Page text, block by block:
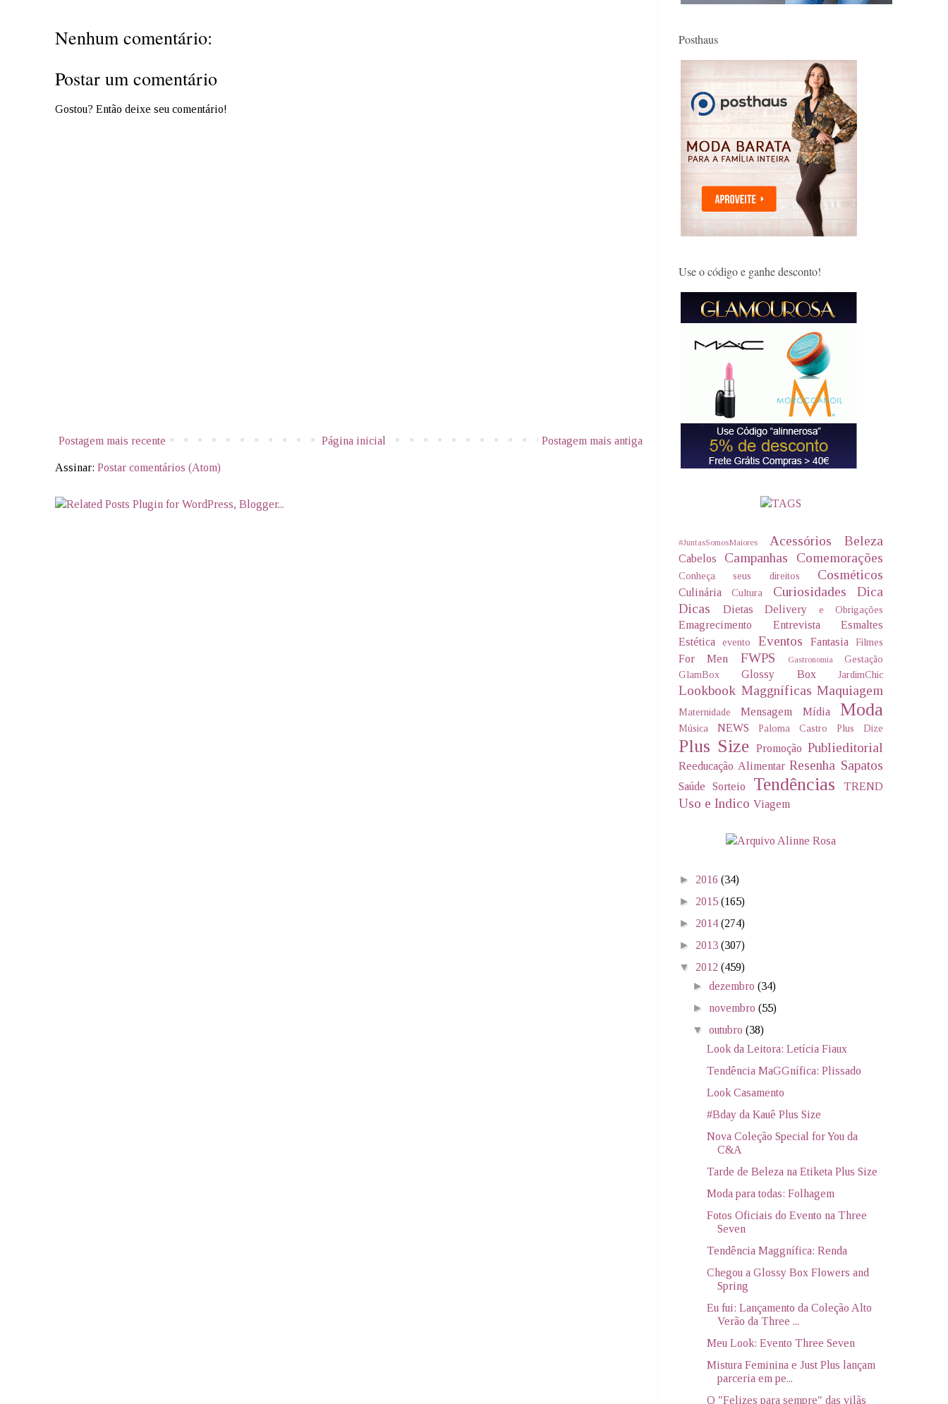
Nenhum comentário:
Postar um comentário
Gostou? Então deixe seu comentário!
Postagem mais recente Postagem mais antiga
Página inicial
Assinar: Postar comentários (Atom)
Posthaus
Use o código e ganhe desconto!
#JuntasSomosMaiores Acessórios Beleza
Cabelos Campanhas Comemorações
Conheça seus direitos Cosméticos
Culinária Cultura Curiosidades
Dica
Dicas
Dietas Delivery e Obrigações
Emagrecimento Entrevista
Esmaltes
Estética
evento Eventos Fantasia Filmes
For Men FWPS Gastronomia
Gestação
GlamBox
Glossy Box JardimChic
Lookbook Maggníficas Maquiagem
Maternidade Mensagem Mídia Moda
Música NEWS Paloma Castro Plus Dize
Plus Size Promoção Publieditorial
Reeducação Alimentar Resenha Sapatos
Saúde Sorteio Tendências TREND
Uso e Indico Viagem
► 2016 (34)
► 2015 (165)
► 2014 (274)
► 2013 (307)
▼ 2012 (459)
►dezembro(34)
► novembro(55)
▼outubro(38)
Look da Leitora: Letícia Fiaux
Tendência MaGGnífica: Plissado
Look Casamento
#Bday da Kauê Plus Size
Nova Coleção Special for You da
C&A
Tarde de Beleza na Etiketa Plus Size
Moda para todas: Folhagem
Fotos Oficiais do Evento na Three
Seven
Tendência Maggnífica: Renda
Chegou a Glossy Box Flowers and
Spring
Eu fui: Lançamento da Coleção Alto
Verão da Three ...
Meu Look: Evento Three Seven
Mistura Feminina e Just Plus lançam
parceria em pe...
O "Felizes para sempre" das vilãs